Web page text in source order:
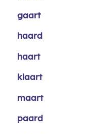
gaart
haard
haart
klaart
maart
paard